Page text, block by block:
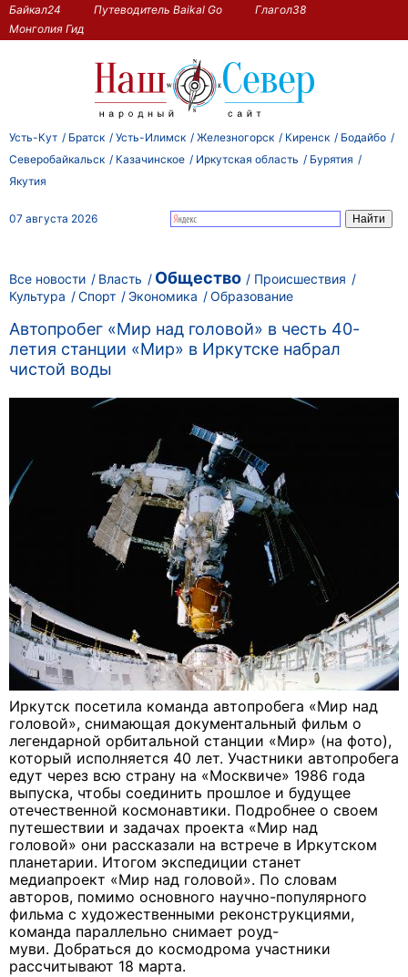
Байкал24 Путеводитель Baikal Go
Глагол38
Монголия Гид
Усть-Кут Братск Усть-Илимск Железногорск Киренск
Бодайбо
Северобайкальск
Казачинское Иркутская область
Бурятия
Якутия
07 августа 2026
Все новости Власть Общество
Происшествия
Культура
Спорт Экономика Образование
Автопробег «Мир над головой» в честь 40-
летия станции «Мир» в Иркутске набрал
чистой воды
Иркутск посетила команда автопробега «Мир над
головой», снимающая документальный фильм о
легендарной орбитальной станции «Мир» (на фото),
который исполняется 40 лет. Участники автопробега
едут через всю страну на «Москвиче» 1986 года
выпуска, чтобы соединить прошлое и будущее
отечественной космонавтики. Подробнее о своем
путешествии и задачах проекта «Мир над
головой» они рассказали на встрече в Иркутском
планетарии. Итогом экспедиции станет
медиапроект «Мир над головой». По словам
авторов, помимо основного научно-популярного
фильма с художественными реконструкциями,
команда параллельно снимает роуд-
муви. Добраться до космодрома участники
рассчитывают 18 марта.